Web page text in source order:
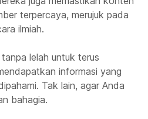
terpercaya, merujuk pada
ilmiah.
lelah untuk terus
informasi yang
Tak lain, agar Anda
bahagia.